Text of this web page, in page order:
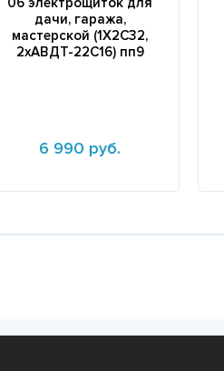
дачи, гаража,
мастерской (1Х2С32,
2хАВДТ-22С16) пп9
6 990 руб.